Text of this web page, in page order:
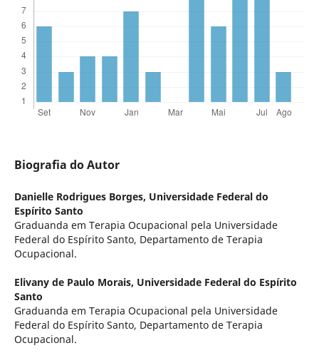
Biografia do Autor
Danielle Rodrigues Borges, Universidade Federal do
Espírito Santo
Graduanda em Terapia Ocupacional pela Universidade
Federal do Espírito Santo, Departamento de Terapia
Ocupacional.
Elivany de Paulo Morais, Universidade Federal do Espírito
Santo
Graduanda em Terapia Ocupacional pela Universidade
Federal do Espírito Santo, Departamento de Terapia
Ocupacional.